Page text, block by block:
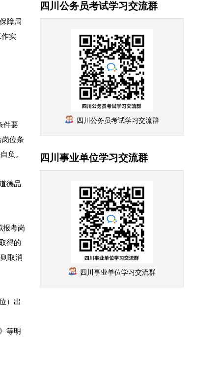
障局
作实
件要
位条
负。
德品
报考岗
得的
取消
）出
等明
四川公务员考试学习交流群
四川公务员考试学习交流群
四川事业单位学习交流群
四川事业单位学习交流群